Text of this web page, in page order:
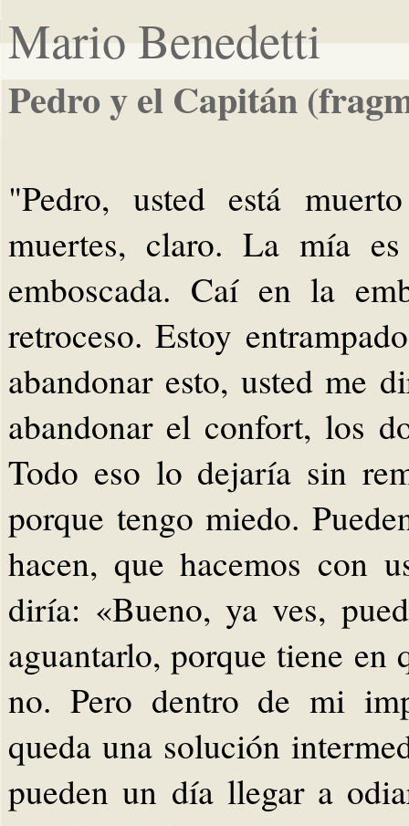
Mario Benedetti
Pedro y el Capitán
"Pedro, usted está
muertes, claro. La mía
emboscada. Caí en la
retroceso. Estoy
abandonar esto, usted me
abandonar el confort, los
Todo eso lo dejaría sin
porque tengo miedo.
hacen, que hacemos con
diría: «Bueno, ya ves,
aguantarlo, porque tiene en
no. Pero dentro de mi
queda una solución
pueden un día llegar a